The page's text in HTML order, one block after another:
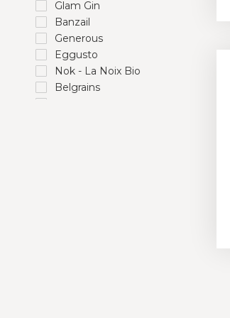
Glam Gin
Banzail
Generous
Eggusto
Nok - La Noix Bio
Belgrains